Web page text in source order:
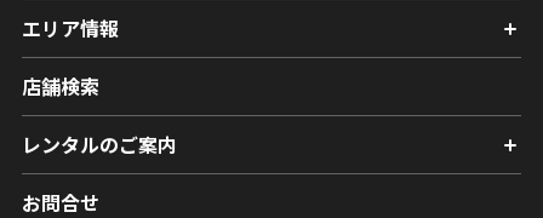
エリア情報
店舗検索
レンタルのご案内
お問合せ